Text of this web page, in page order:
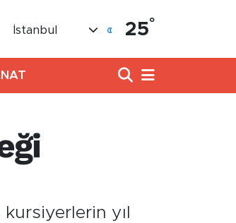
İstanbul 25°
yıl